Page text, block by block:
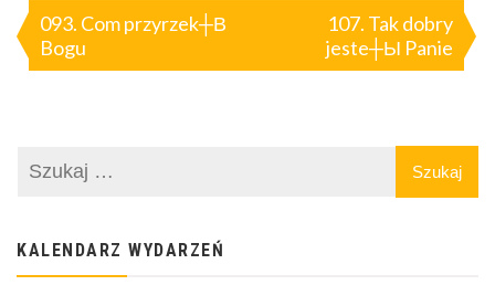
wpisu
093. Com przyrzek┼В
Bogu
107. Tak dobry
jeste┼Ы Panie
KALENDARZ WYDARZEŃ